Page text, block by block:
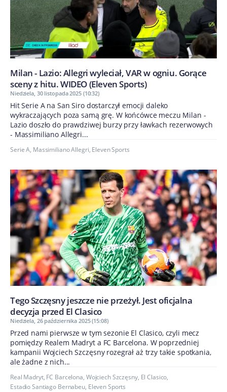
Milan - Lazio: Allegri wyleciał, VAR w ogniu. Gorące
sceny z hitu. WIDEO (Eleven Sports)
Niedziela, 30 listopada 2025 (10:32)
Hit Serie A na San Siro dostarczył emocji daleko
wykraczających poza samą grę. W końcówce meczu Milan -
Lazio doszło do prawdziwej burzy przy ławkach rezerwowych
- Massimiliano Allegri...
Serie A, Massimiliano Allegri, Eleven Sports
Tego Szczęsny jeszcze nie przeżył. Jest oficjalna
decyzja przed El Clasico
Niedziela, 26 października 2025 (15:08)
Przed nami pierwsze w tym sezonie El Clasico, czyli mecz
pomiędzy Realem Madryt a FC Barcelona. W poprzedniej
kampanii Wojciech Szczęsny rozegrał aż trzy takie spotkania,
ale żadne z nich...
Real Madryt, FC Barcelona, Wojciech Szczęsny, El Clasico,
Estadio Santiago Bernabeu, Eleven Sports